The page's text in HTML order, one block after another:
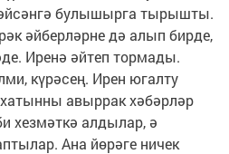
булышырга тырышты.
әйберләрне дә алып бирде,
Иренә әйтеп тормады.
күрәсең. Ирен югалту
авыррак хәбәрләр
хезмәткә алдылар, ә
Ана йөрәге ничек